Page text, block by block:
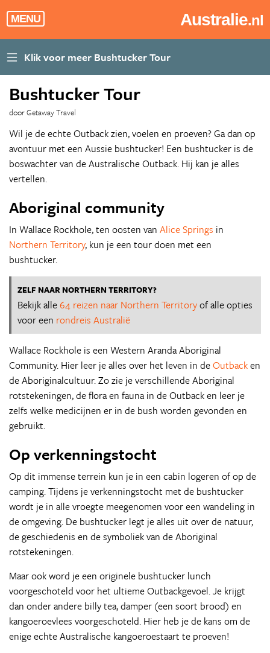
MENU Australie.nl
Bushtucker Tour
door Getaway Travel
Wil je de echte Outback zien, voelen en proeven? Ga dan op
avontuur met een Aussie bushtucker! Een bushtucker is de
boswachter van de Australische Outback. Hij kan je alles
vertellen.
Aboriginal community
In Wallace Rockhole, ten oosten van Alice Springs in
Northern Territory, kun je een tour doen met een
bushtucker.
ZELF NAAR NORTHERN TERRITORY?
Bekijk alle64 reizen naar Northern Territoryof alle opties
voor een rondreis Australië
Wallace Rockhole is een Western Aranda Aboriginal
Community. Hier leer je alles over het leven in deOutbacken
de Aboriginalcultuur. Zo zie je verschillende Aboriginal
rotstekeningen, de flora en fauna in de Outback en leer je
zelfs welke medicijnen er in de bush worden gevonden en
gebruikt.
Op verkenningstocht
Op dit immense terrein kun je in een cabin logeren of op de
camping. Tijdens je verkenningstocht met de bushtucker
wordt je in alle vroegte meegenomen voor een wandeling in
de omgeving. De bushtucker legt je alles uit over de natuur,
de geschiedenis en de symboliek van de Aboriginal
rotstekeningen.
Maar ook word je een originele bushtucker lunch
voorgeschoteld voor het ultieme Outbackgevoel. Je krijgt
dan onder andere billy tea, damper (een soort brood) en
kangoeroevlees voorgeschoteld. Hier heb je de kans om de
enige echte Australische kangoeroestaart te proeven!